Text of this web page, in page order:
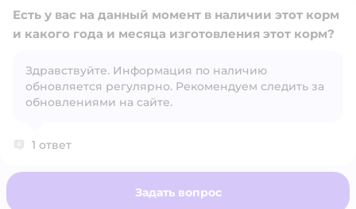
Открыть вопрос
Есть у вас на данный момент в наличии этот корм
и какого года и месяца изготовления этот корм?
Здравствуйте. Информация по наличию
обновляется регулярно. Рекомендуем следить за
обновлениями на сайте.
1 ответ
Задать вопрос